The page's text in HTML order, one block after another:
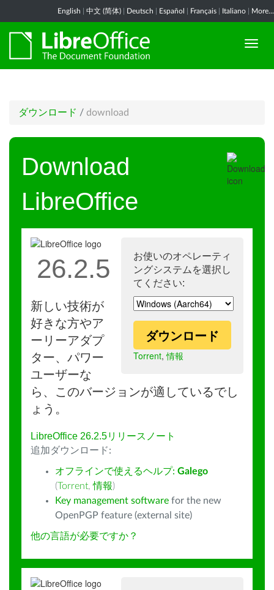
English 中文 (简体) Deutsch Español Français Italiano More...
ダウンロード / download
Download
LibreOffice
お使いのオペレーティ
ングシステムを選択し
てください:
ダウンロード
Torrent,情報
26.2.5
新しい技術が
好きな方やア
ーリーアダプ
ター、パワー
ユーザーな
ら、このバージョンが適しているでし
ょう。
LibreOffice 26.2.5リリースノート
追加ダウンロード:
オフラインで使えるヘルプ: Galego
(Torrent,情報)
Key management software for the new
OpenPGP feature (external site)
他の言語が必要ですか？